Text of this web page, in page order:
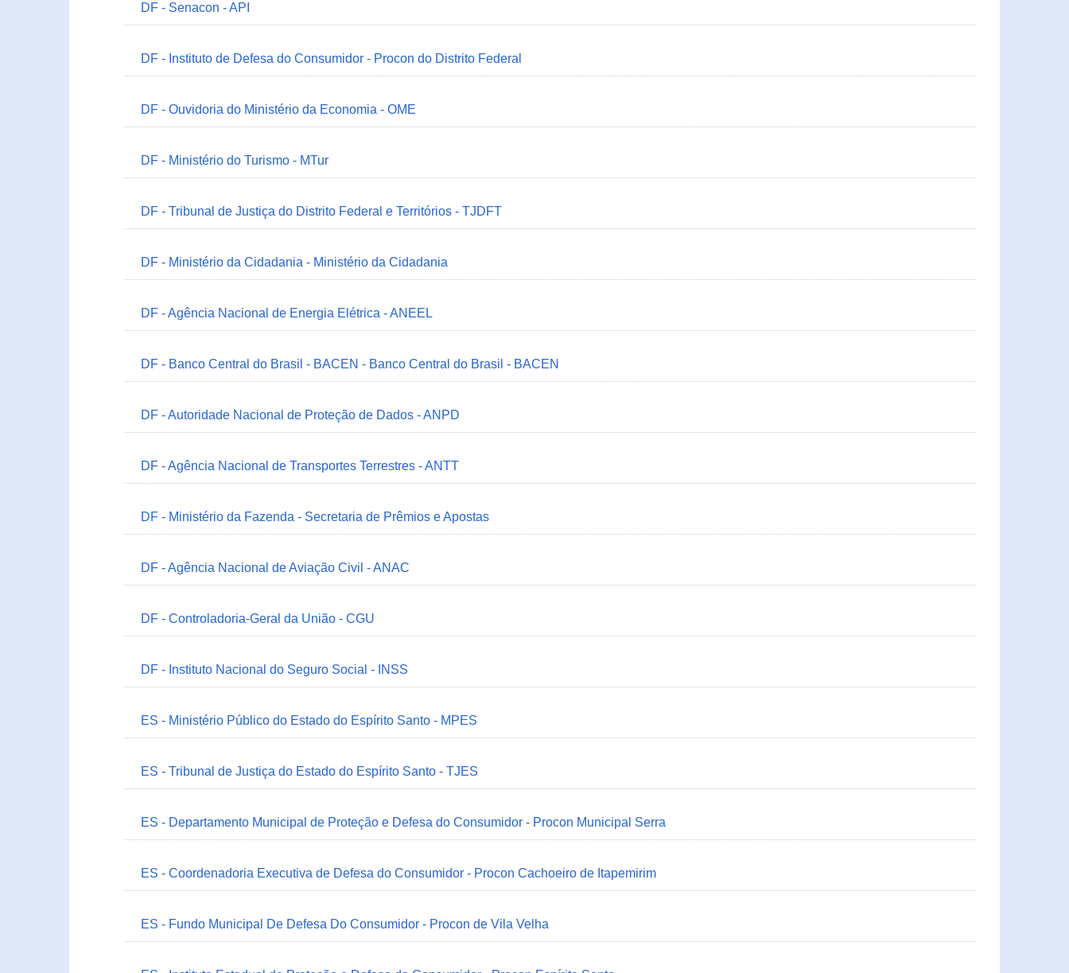
DF - Senacon - API
DF - Instituto de Defesa do Consumidor - Procon do Distrito Federal
DF - Ouvidoria do Ministério da Economia - OME
DF - Ministério do Turismo - MTur
DF - Tribunal de Justiça do Distrito Federal e Territórios - TJDFT
DF - Ministério da Cidadania - Ministério da Cidadania
DF - Agência Nacional de Energia Elétrica - ANEEL
DF - Banco Central do Brasil - BACEN - Banco Central do Brasil - BACEN
DF - Autoridade Nacional de Proteção de Dados - ANPD
DF - Agência Nacional de Transportes Terrestres - ANTT
DF - Ministério da Fazenda - Secretaria de Prêmios e Apostas
DF - Agência Nacional de Aviação Civil - ANAC
DF - Controladoria-Geral da União - CGU
DF - Instituto Nacional do Seguro Social - INSS
ES - Ministério Público do Estado do Espírito Santo - MPES
ES - Tribunal de Justiça do Estado do Espírito Santo - TJES
ES - Departamento Municipal de Proteção e Defesa do Consumidor - Procon Municipal Serra
ES - Coordenadoria Executiva de Defesa do Consumidor - Procon Cachoeiro de Itapemirim
ES - Fundo Municipal De Defesa Do Consumidor - Procon de Vila Velha